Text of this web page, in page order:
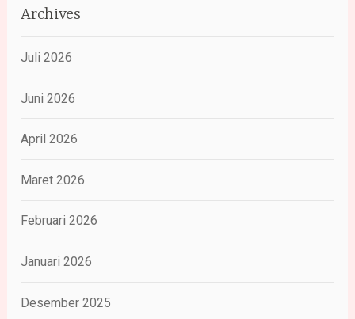
Archives
Juli 2026
Juni 2026
April 2026
Maret 2026
Februari 2026
Januari 2026
Desember 2025